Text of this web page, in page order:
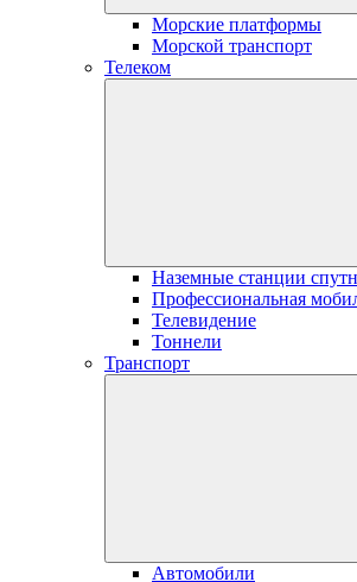
Морские платформы
Морской транспорт
Телеком
Наземные станции
Профессиональная
Телевидение
Тоннели
Транспорт
Автомобили